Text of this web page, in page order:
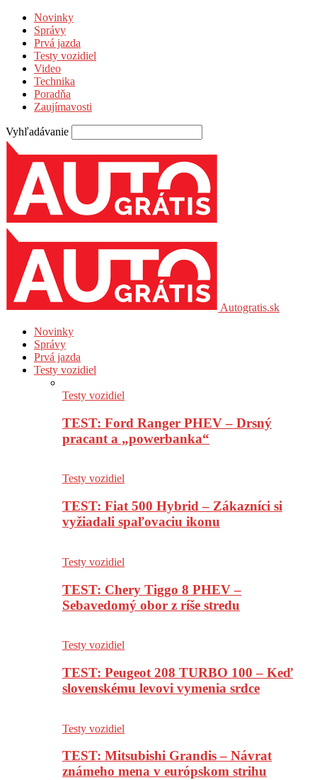
Novinky
Správy
Prvá jazda
Testy vozidiel
Video
Technika
Poradňa
Zaujímavosti
Vyhľadávanie
Autogratis.sk
Novinky
Správy
Prvá jazda
Testy vozidiel
Testy vozidiel
TEST: Ford Ranger PHEV – Drsný
pracant a „powerbanka“
Testy vozidiel
TEST: Fiat 500 Hybrid – Zákazníci si
vyžiadali spaľovaciu ikonu
Testy vozidiel
TEST: Chery Tiggo 8 PHEV –
Sebavedomý obor z ríše stredu
Testy vozidiel
TEST: Peugeot 208 TURBO 100 – Keď
slovenskému levovi vymenia srdce
Testy vozidiel
TEST: Mitsubishi Grandis – Návrat
známeho mena v európskom strihu